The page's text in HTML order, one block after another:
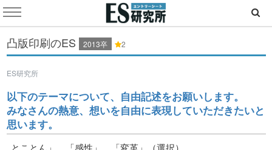
凸版印刷のES 2013卒 2
ES研究所
以下のテーマについて、自由記述をお願いします。
みなさんの熱意、想いを自由に表現していただきたいと
思います。
とことん」 「感性」 「変革」（選択）